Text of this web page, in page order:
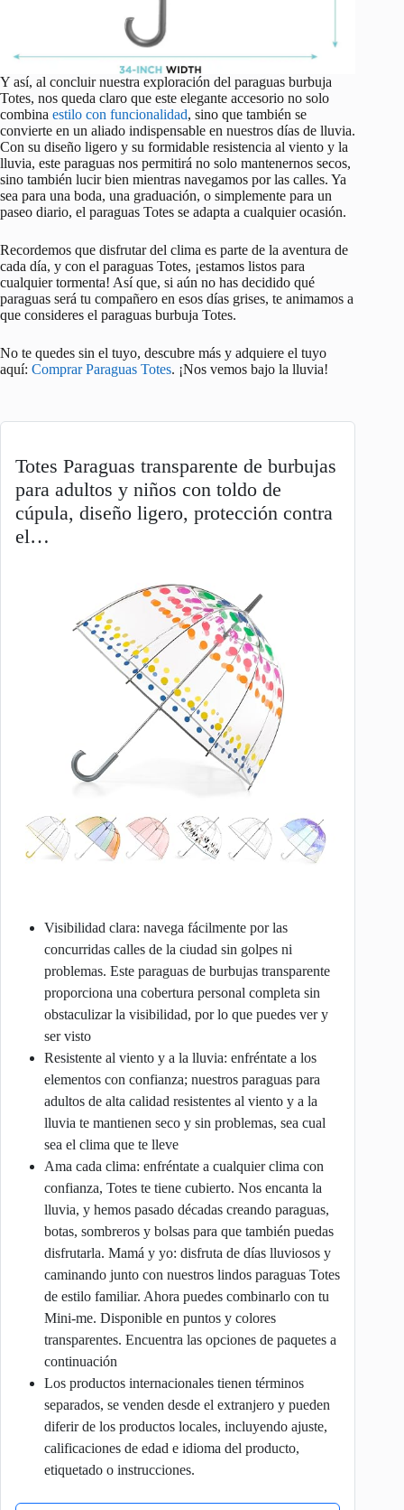
Y así, al concluir nuestra exploración del paraguas burbuja
Totes, nos queda claro que este elegante accesorio no solo
combina estilo con funcionalidad, sino que también se
convierte en un aliado indispensable en nuestros días de lluvia.
Con su diseño ligero y su formidable resistencia al viento y la
lluvia, este paraguas nos permitirá no solo mantenernos secos,
sino también lucir bien mientras navegamos por las calles. Ya
sea para una boda, una graduación, o simplemente para un
paseo diario, el paraguas Totes se adapta a cualquier ocasión.
Recordemos que disfrutar del clima es parte de la aventura de
cada día, y con el paraguas Totes, ¡estamos listos para
cualquier tormenta! Así que, si aún no has decidido qué
paraguas será tu compañero en esos días grises, te animamos a
que consideres el paraguas burbuja Totes.
No te quedes sin el tuyo, descubre más y adquiere el tuyo
aquí: Comprar Paraguas Totes. ¡Nos vemos bajo la lluvia!
Totes Paraguas transparente de burbujas
para adultos y niños con toldo de
cúpula, diseño ligero, protección contra
el…
Visibilidad clara: navega fácilmente por las
concurridas calles de la ciudad sin golpes ni
problemas. Este paraguas de burbujas transparente
proporciona una cobertura personal completa sin
obstaculizar la visibilidad, por lo que puedes ver y
ser visto
Resistente al viento y a la lluvia: enfréntate a los
elementos con confianza; nuestros paraguas para
adultos de alta calidad resistentes al viento y a la
lluvia te mantienen seco y sin problemas, sea cual
sea el clima que te lleve
Ama cada clima: enfréntate a cualquier clima con
confianza, Totes te tiene cubierto. Nos encanta la
lluvia, y hemos pasado décadas creando paraguas,
botas, sombreros y bolsas para que también puedas
disfrutarla. Mamá y yo: disfruta de días lluviosos y
caminando junto con nuestros lindos paraguas Totes
de estilo familiar. Ahora puedes combinarlo con tu
Mini-me. Disponible en puntos y colores
transparentes. Encuentra las opciones de paquetes a
continuación
Los productos internacionales tienen términos
separados, se venden desde el extranjero y pueden
diferir de los productos locales, incluyendo ajuste,
calificaciones de edad e idioma del producto,
etiquetado o instrucciones.